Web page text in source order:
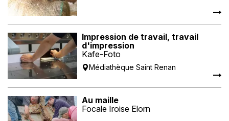
Impression de travail, travail
d'impression
Kafe-Foto
Médiathèque Saint Renan
Au maille
Focale Iroise Elorn